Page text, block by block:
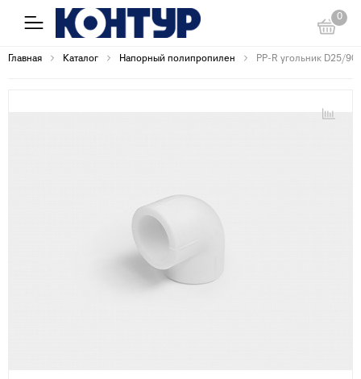
0
Главная Каталог Напорный полипропилен PP-R угольник D25/